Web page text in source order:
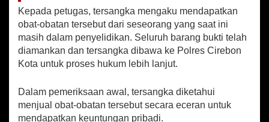
r
o
b
a
T
g
k
Kepada petugas, tersangka mengaku mendapatkan
obat-obatan tersebut dari seseorang yang saat ini
masih dalam penyelidikan. Seluruh barang bukti telah
diamankan dan tersangka dibawa ke Polres Cirebon
Kota untuk proses hukum lebih lanjut.
Dalam pemeriksaan awal, tersangka diketahui
menjual obat-obatan tersebut secara eceran untuk
mendapatkan keuntungan pribadi.